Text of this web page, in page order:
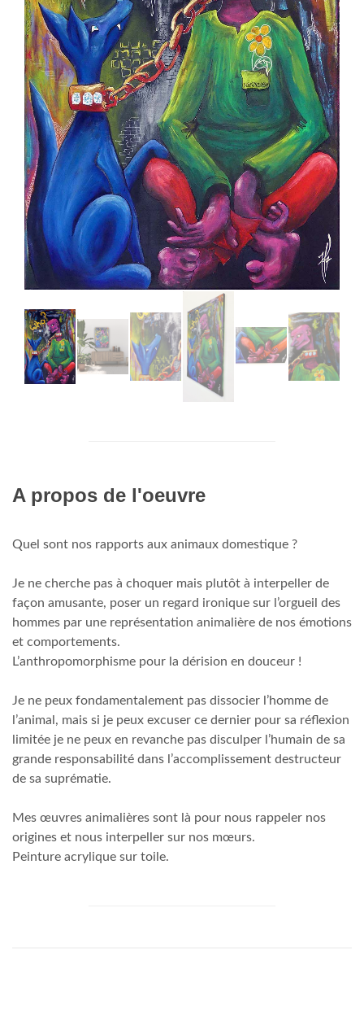
A propos de l'oeuvre
Quel sont nos rapports aux animaux domestique ?
Je ne cherche pas à choquer mais plutôt à interpeller de
façon amusante, poser un regard ironique sur l’orgueil des
hommes par une représentation animalière de nos émotions
et comportements.
L’anthropomorphisme pour la dérision en douceur !
Je ne peux fondamentalement pas dissocier l’homme de
l’animal, mais si je peux excuser ce dernier pour sa réflexion
limitée je ne peux en revanche pas disculper l’humain de sa
grande responsabilité dans l’accomplissement destructeur
de sa suprématie.
Mes œuvres animalières sont là pour nous rappeler nos
origines et nous interpeller sur nos mœurs.
Peinture acrylique sur toile.